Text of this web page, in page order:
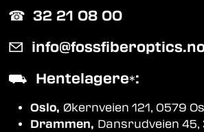
☎︎ 32 21 08 00
✉
⛟ Hentelagere*:
Oslo, Økernveien 121, 0579
Drammen, Dansrudveien